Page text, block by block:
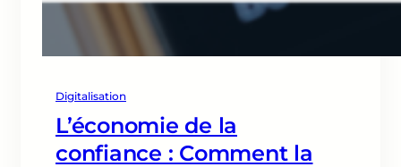
Digitalisation
L’économie de la
confiance : Comment la